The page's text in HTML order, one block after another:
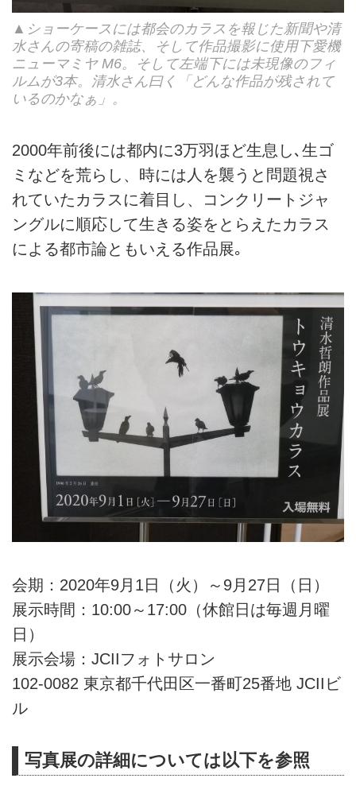
▲ショーケースには都会のカラスを報じた新聞や清
水さんの寄稿の雑誌、そして作品撮影に使用下愛機
ニューマミヤ M6。そして左端下には未現像のフィ
ルムが3本。清水さん曰く「どんな作品が残されて
いるのかなぁ」。
2000年前後には都内に3万羽ほど生息し､生ゴ
ミなどを荒らし、時には人を襲うと問題視さ
れていたカラスに着目し、コンクリートジャ
ングルに順応して生きる姿をとらえたカラス
による都市論ともいえる作品展｡
会期：2020年9月1日（火）～9月27日（日）
展示時間：10:00～17:00（休館日は毎週月曜
日）
展示会場：JCIIフォトサロン
102-0082 東京都千代田区一番町25番地 JCIIビ
ル
写真展の詳細については以下を参照